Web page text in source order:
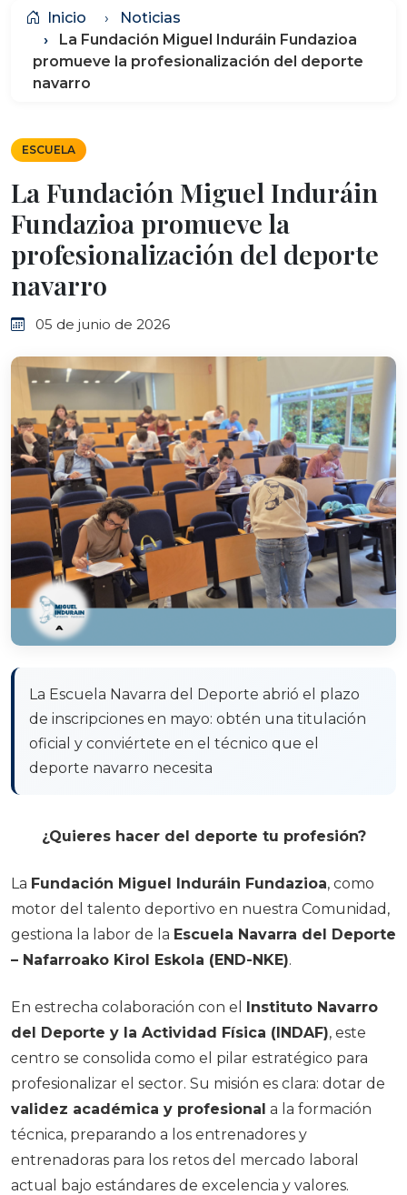
Inicio
Noticias
La Fundación Miguel Induráin Fundazioa
promueve la profesionalización del deporte
navarro
ESCUELA
La Fundación Miguel Induráin
Fundazioa promueve la
profesionalización del deporte
navarro
05 de junio de 2026
La Escuela Navarra del Deporte abrió el plazo
de inscripciones en mayo: obtén una titulación
oficial y conviértete en el técnico que el
deporte navarro necesita
¿Quieres hacer del deporte tu profesión?
La Fundación Miguel Induráin Fundazioa, como
motor del talento deportivo en nuestra Comunidad,
gestiona la labor de la Escuela Navarra del Deporte
– Nafarroako Kirol Eskola (END-NKE).
En estrecha colaboración con el Instituto Navarro
del Deporte y la Actividad Física (INDAF), este
centro se consolida como el pilar estratégico para
profesionalizar el sector. Su misión es clara: dotar de
validez académica y profesional a la formación
técnica, preparando a los entrenadores y
entrenadoras para los retos del mercado laboral
actual bajo estándares de excelencia y valores.